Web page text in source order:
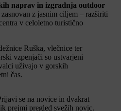
naprav in izgradnja outdoor
z jasnim ciljem – razširiti
v celoletno turistično
Ruška, vlečnice ter
vzpenjači so ustvarjeni
uživajo v gorskih
čas.
se na novice in dvakrat
prejmi pregled svežih novic.